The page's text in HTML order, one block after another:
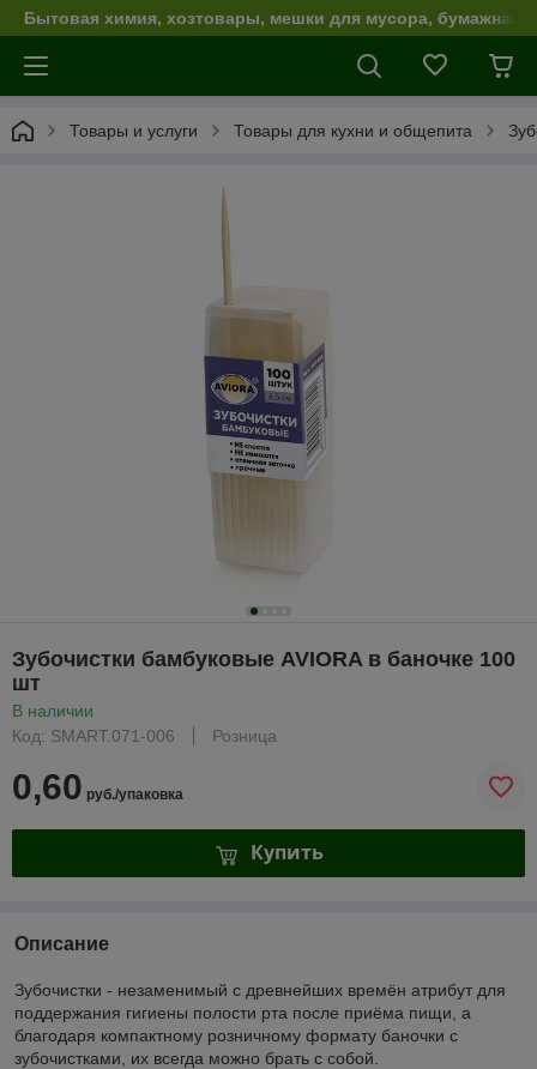
Бытовая химия, хозтовары, мешки для мусора, бумажная
Товары и услуги Товары для кухни и общепита
Зубочистки бамбуковые AVIORA в баночке 100
шт
В наличии
Код: SMART.071-006
Розница
0,60 руб./упаковка
Купить
Описание
Зубочистки - незаменимый с древнейших времён атрибут для
поддержания гигиены полости рта после приёма пищи, а
благодаря компактному розничному формату баночки с
зубочистками, их всегда можно брать с собой.